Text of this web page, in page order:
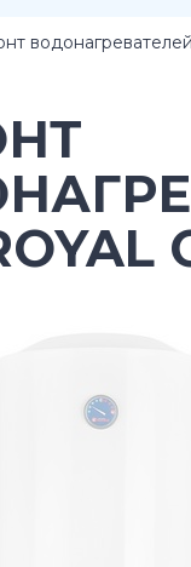
водонагревателей